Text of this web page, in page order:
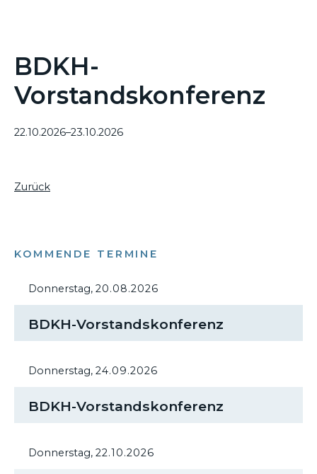
BDKH-
Vorstandskonferenz
22.10.2026–23.10.2026
Zurück
KOMMENDE TERMINE
Donnerstag, 20.08.2026
BDKH-Vorstandskonferenz
Donnerstag, 24.09.2026
BDKH-Vorstandskonferenz
Donnerstag, 22.10.2026